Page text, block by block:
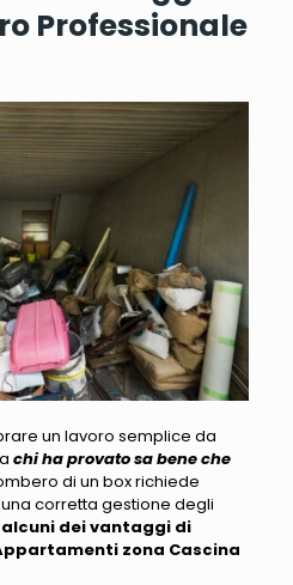
Professionale
un lavoro semplice da
chi ha provato sa bene che
di un boxrichiede
corretta gestione degli
alcuni dei vantaggi di
zona Cascina